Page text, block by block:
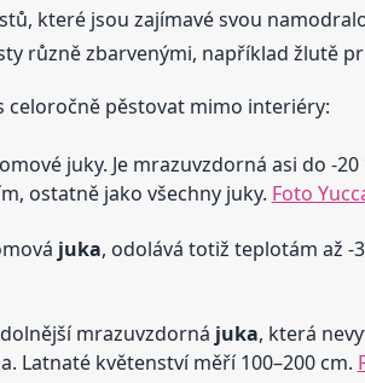
které jsou zajímavé svou
různě zbarvenými, například žlutě
celoročně pěstovat mimo interiéry:
juky. Je mrazuvzdorná asi do -
ostatně jako všechny juky. Foto
juka, odolává totiž teplotám až -
mrazuvzdorná juka, která
Latnaté květenství měří 100–200 cm.